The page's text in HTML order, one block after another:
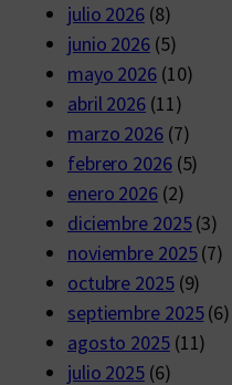
julio 2026(8)
junio 2026(5)
mayo 2026 (10)
abril 2026(11)
marzo 2026(7)
febrero 2026(5)
enero 2026(2)
diciembre 2025(3)
noviembre 2025(7)
octubre 2025(9)
septiembre 2025(6)
agosto 2025(11)
julio 2025(6)